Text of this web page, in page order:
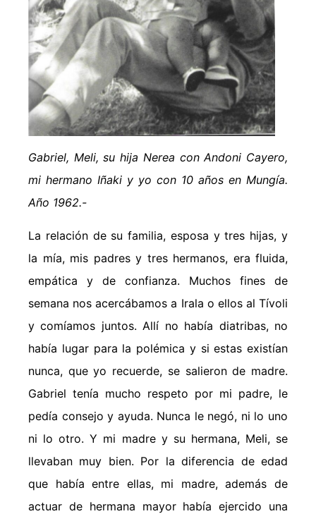
Gabriel, Meli, su hija Nerea con Andoni Cayero,
mi hermano Iñaki y yo con 10 años en Mungía.
Año 1962.-
La relación de su familia, esposa y tres hijas, y
la mía, mis padres y tres hermanos, era fluida,
empática y de confianza. Muchos fines de
semana nos acercábamos a Irala o ellos al Tívoli
y comíamos juntos. Allí no había diatribas, no
había lugar para la polémica y si estas existían
nunca, que yo recuerde, se salieron de madre.
Gabriel tenía mucho respeto por mi padre, le
pedía consejo y ayuda. Nunca le negó, ni lo uno
ni lo otro. Y mi madre y su hermana, Meli, se
llevaban muy bien. Por la diferencia de edad
que había entre ellas, mi madre, además de
actuar de hermana mayor había ejercido una